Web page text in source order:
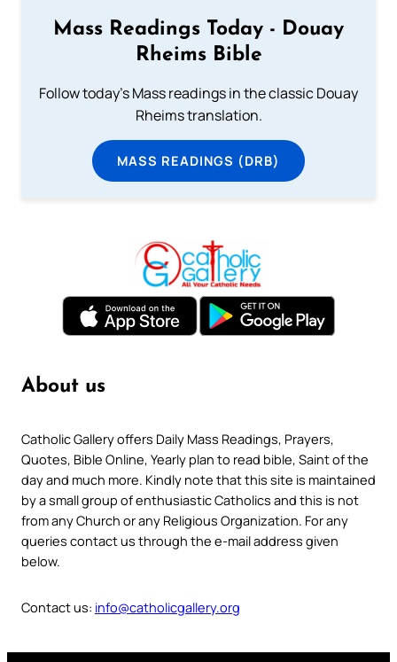
Mass Readings Today - Douay
Rheims Bible
Follow today's Mass readings in the classic Douay
Rheims translation.
MASS READINGS (DRB)
About us
Catholic Gallery offers Daily Mass Readings, Prayers,
Quotes, Bible Online, Yearly plan to read bible, Saint of the
day and much more. Kindly note that this site is maintained
by a small group of enthusiastic Catholics and this is not
from any Church or any Religious Organization. For any
queries contact us through the e-mail address given
below.
Contact us: info@catholicgallery.org